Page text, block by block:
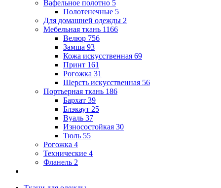
Вафельное полотно 5
Полотенечные 5
Для домашней одежды 2
Мебельная ткань 1166
Велюр 756
Замша 93
Кожа искусственная 69
Принт 161
Рогожка 31
Шерсть искусственная 56
Портьерная ткань 186
Бархат 39
Блэкаут 25
Вуаль 37
Износостойкая 30
Тюль 55
Рогожка 4
Технические 4
Фланель 2